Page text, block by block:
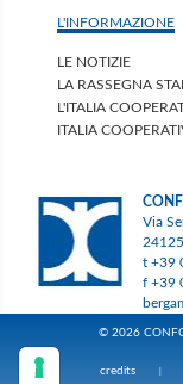
L'INFORMAZIONE
LE NOTIZIE
LA RASSEGNA
L'ITALIA
ITALIA
Via
t +39
f +39
© 2026
credits